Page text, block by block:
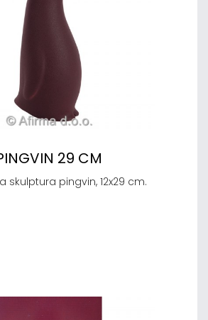
29 CM
skulptura pingvin, 12x29 cm.